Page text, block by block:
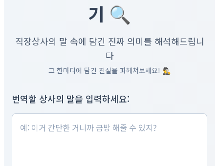
기 🔍
직장상사의 말 속에 담긴 진짜 의미를 해석해드립니
다
그 한마디에 담긴 진실을 파헤쳐보세요! 🕵️‍♂️
번역할 상사의 말을 입력하세요: